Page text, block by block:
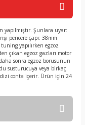
yapılmıştır. Şunlara uyar:
pencere çapı: 38mm
yapılırken egzoz
çıkan egzoz gazları motor
sonra egzoz borusunun
susturucuya veya birkaç
conta içerir. Ürün için 24